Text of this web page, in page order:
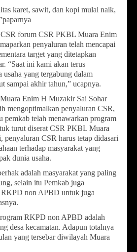
karet, sawit, dan kopi mulai naik,
forum CSR PKBL Muara Enim
penyaluran telah mencapai
target yang ditetapkan
“Saat ini kami akan terus
yang tergabung dalam
sampai akhir tahun,” ucapnya.
Enim H Muzakir Sai Sohar
mengoptimalkan penyaluran CSR,
pemkab telah menawarkan program
turut diserat CSR PKBL Muara
CSR harus tetap didasari
terhadap masyarakat yang
dunia usaha.
adalah masyarakat yang paling
selain itu Pemkab juga
RKPD non APBD untuk juga
RKPD non APBD adalah
desa kecamatan. Adapun totalnya
yang tersebar diwilayah Muara